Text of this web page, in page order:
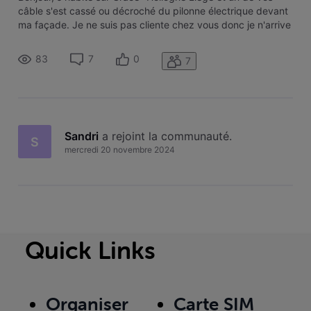
câble s'est cassé ou décroché du pilonne électrique devant
ma façade. Je ne suis pas cliente chez vous donc je n'arrive
Palummieri Sandra
83 7 0 7
S Sandri a rejoint la communauté.
mercredi 20 novembre 2024
Quick Links
Organiser Carte SIM